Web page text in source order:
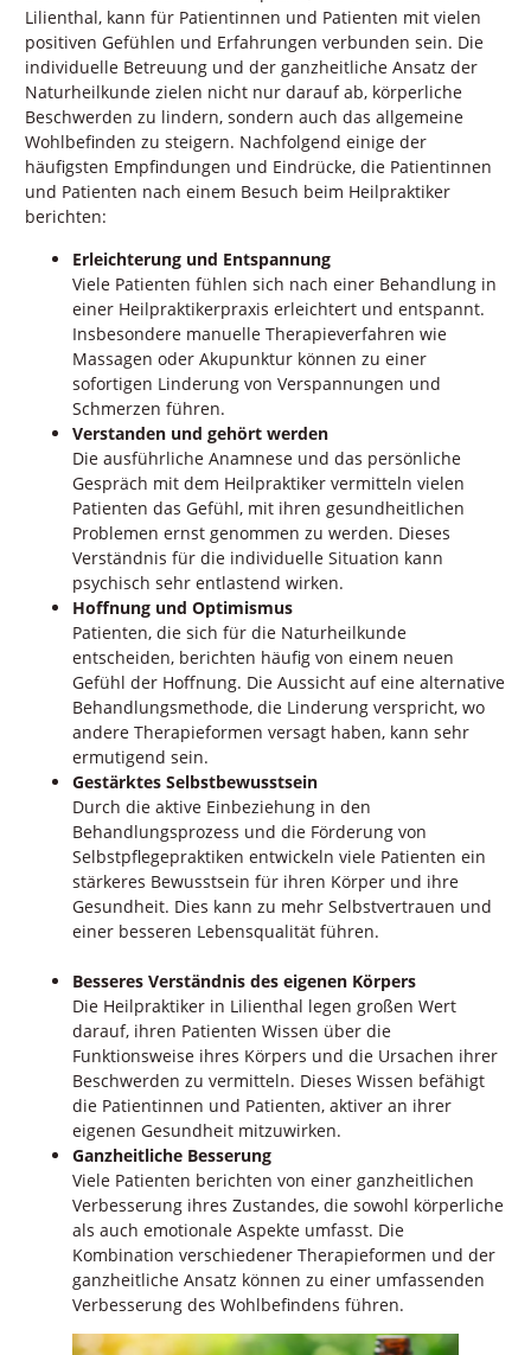
Lilienthal, kann für Patientinnen und Patienten mit vielen
positiven Gefühlen und Erfahrungen verbunden sein. Die
individuelle Betreuung und der ganzheitliche Ansatz der
Naturheilkunde zielen nicht nur darauf ab, körperliche
Beschwerden zu lindern, sondern auch das allgemeine
Wohlbefinden zu steigern. Nachfolgend einige der
häufigsten Empfindungen und Eindrücke, die Patientinnen
und Patienten nach einem Besuch beim Heilpraktiker
berichten:
Erleichterung und Entspannung
Viele Patienten fühlen sich nach einer Behandlung in
einer Heilpraktikerpraxis erleichtert und entspannt.
Insbesondere manuelle Therapieverfahren wie
Massagen oder Akupunktur können zu einer
sofortigen Linderung von Verspannungen und
Schmerzen führen.
Verstanden und gehört werden
Die ausführliche Anamnese und das persönliche
Gespräch mit dem Heilpraktiker vermitteln vielen
Patienten das Gefühl, mit ihren gesundheitlichen
Problemen ernst genommen zu werden. Dieses
Verständnis für die individuelle Situation kann
psychisch sehr entlastend wirken.
Hoffnung und Optimismus
Patienten, die sich für die Naturheilkunde
entscheiden, berichten häufig von einem neuen
Gefühl der Hoffnung. Die Aussicht auf eine alternative
Behandlungsmethode, die Linderung verspricht, wo
andere Therapieformen versagt haben, kann sehr
ermutigend sein.
Gestärktes Selbstbewusstsein
Durch die aktive Einbeziehung in den
Behandlungsprozess und die Förderung von
Selbstpflegepraktiken entwickeln viele Patienten ein
stärkeres Bewusstsein für ihren Körper und ihre
Gesundheit. Dies kann zu mehr Selbstvertrauen und
einer besseren Lebensqualität führen.
Besseres Verständnis des eigenen Körpers
Die Heilpraktiker in Lilienthal legen großen Wert
darauf, ihren Patienten Wissen über die
Funktionsweise ihres Körpers und die Ursachen ihrer
Beschwerden zu vermitteln. Dieses Wissen befähigt
die Patientinnen und Patienten, aktiver an ihrer
eigenen Gesundheit mitzuwirken.
Ganzheitliche Besserung
Viele Patienten berichten von einer ganzheitlichen
Verbesserung ihres Zustandes, die sowohl körperliche
als auch emotionale Aspekte umfasst. Die
Kombination verschiedener Therapieformen und der
ganzheitliche Ansatz können zu einer umfassenden
Verbesserung des Wohlbefindens führen.